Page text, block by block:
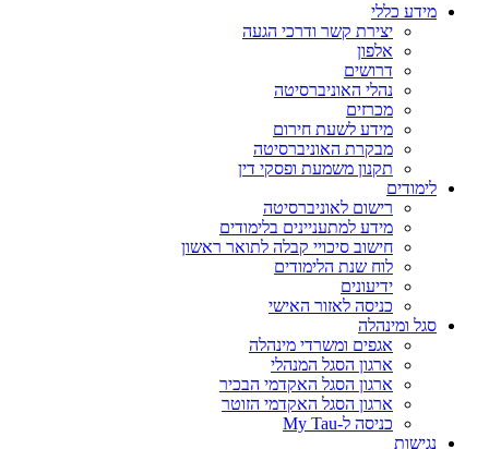
מידע כללי
יצירת קשר ודרכי הגעה
אלפון
דרושים
נהלי האוניברסיטה
מכרזים
מידע לשעת חירום
מבקרת האוניברסיטה
תקנון משמעת ופסקי דין
לימודים
רישום לאוניברסיטה
מידע למתעניינים בלימודים
חישוב סיכויי קבלה לתואר ראשון
לוח שנת הלימודים
ידיעונים
כניסה לאזור האישי
סגל ומינהלה
אגפים ומשרדי מינהלה
ארגון הסגל המנהלי
ארגון הסגל האקדמי הבכיר
ארגון הסגל האקדמי הזוטר
כניסה ל-My Tau
נגישות